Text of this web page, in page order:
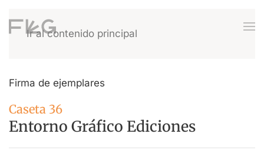
Ir al contenido principal
Firma de ejemplares
Caseta 36
Entorno Gráfico Ediciones